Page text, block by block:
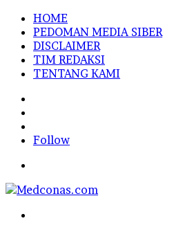
HOME
PEDOMAN MEDIA SIBER
DISCLAIMER
TIM REDAKSI
TENTANG KAMI
In
Follow